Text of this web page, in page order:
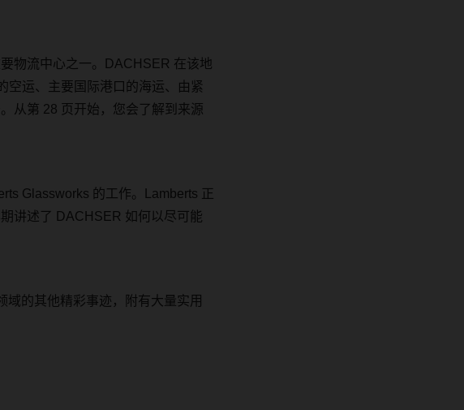
物流中心之一。 DACHSER 在该地
空运、主要国际港口的海运、由紧
从第 28 页开始，您会了解到来源
Glassworks 的工作。 Lamberts 正
讲述了 DACHSER 如何以尽可能
域的其他精彩事迹，附有大量实用